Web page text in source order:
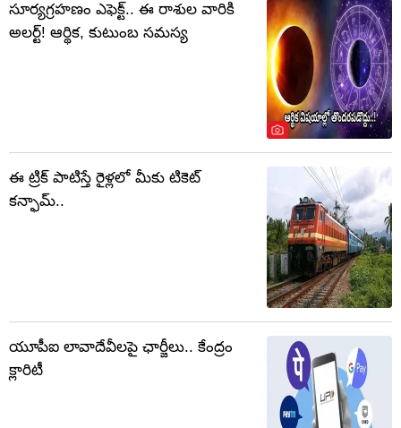
సూర్యగ్రహణం ఎఫెక్ట్.. ఈ రాశుల వారికి
అలర్ట్! ఆర్థిక, కుటుంబ సమస్య
ఈ ట్రిక్ పాటిస్తే రైళ్లలో మీకు టికెట్
కన్ఫామ్..
యూపీఐ లావాదేవీలపై ఛార్జీలు.. కేంద్రం
క్లారిటీ